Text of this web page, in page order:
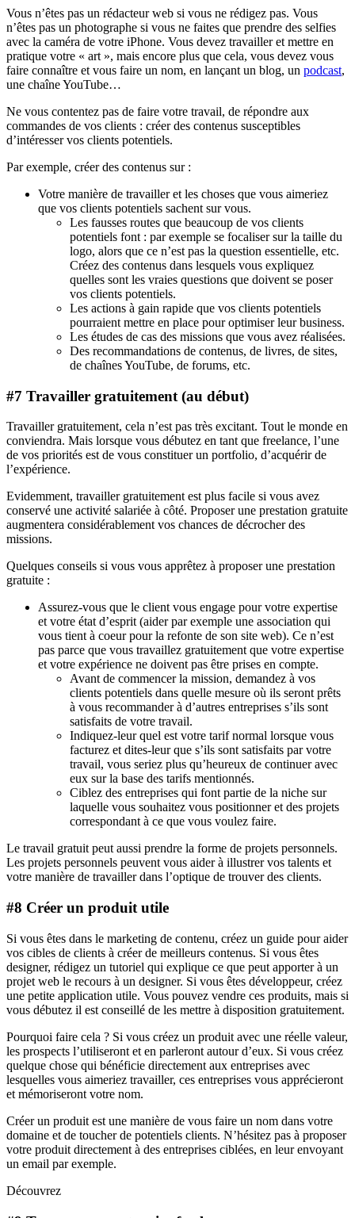
Vous n’êtes pas un rédacteur web si vous ne rédigez pas. Vous
n’êtes pas un photographe si vous ne faites que prendre des selfies
avec la caméra de votre iPhone. Vous devez travailler et mettre en
pratique votre « art », mais encore plus que cela, vous devez vous
faire connaître et vous faire un nom, en lançant un blog, un podcast,
une chaîne YouTube…
Ne vous contentez pas de faire votre travail, de répondre aux
commandes de vos clients : créer des contenus susceptibles
d’intéresser vos clients potentiels.
Par exemple, créer des contenus sur :
Votre manière de travailler et les choses que vous aimeriez
que vos clients potentiels sachent sur vous.
Les fausses routes que beaucoup de vos clients
potentiels font : par exemple se focaliser sur la taille du
logo, alors que ce n’est pas la question essentielle, etc.
Créez des contenus dans lesquels vous expliquez
quelles sont les vraies questions que doivent se poser
vos clients potentiels.
Les actions à gain rapide que vos clients potentiels
pourraient mettre en place pour optimiser leur business.
Les études de cas des missions que vous avez réalisées.
Des recommandations de contenus, de livres, de sites,
de chaînes YouTube, de forums, etc.
#7 Travailler gratuitement (au début)
Travailler gratuitement, cela n’est pas très excitant. Tout le monde en
conviendra. Mais lorsque vous débutez en tant que freelance, l’une
de vos priorités est de vous constituer un portfolio, d’acquérir de
l’expérience.
Evidemment, travailler gratuitement est plus facile si vous avez
conservé une activité salariée à côté. Proposer une prestation gratuite
augmentera considérablement vos chances de décrocher des
missions.
Quelques conseils si vous vous apprêtez à proposer une prestation
gratuite :
Assurez-vous que le client vous engage pour votre expertise
et votre état d’esprit (aider par exemple une association qui
vous tient à coeur pour la refonte de son site web). Ce n’est
pas parce que vous travaillez gratuitement que votre expertise
et votre expérience ne doivent pas être prises en compte.
Avant de commencer la mission, demandez à vos
clients potentiels dans quelle mesure où ils seront prêts
à vous recommander à d’autres entreprises s’ils sont
satisfaits de votre travail.
Indiquez-leur quel est votre tarif normal lorsque vous
facturez et dites-leur que s’ils sont satisfaits par votre
travail, vous seriez plus qu’heureux de continuer avec
eux sur la base des tarifs mentionnés.
Ciblez des entreprises qui font partie de la niche sur
laquelle vous souhaitez vous positionner et des projets
correspondant à ce que vous voulez faire.
Le travail gratuit peut aussi prendre la forme de projets personnels.
Les projets personnels peuvent vous aider à illustrer vos talents et
votre manière de travailler dans l’optique de trouver des clients.
#8 Créer un produit utile
Si vous êtes dans le marketing de contenu, créez un guide pour aider
vos cibles de clients à créer de meilleurs contenus. Si vous êtes
designer, rédigez un tutoriel qui explique ce que peut apporter à un
projet web le recours à un designer. Si vous êtes développeur, créez
une petite application utile. Vous pouvez vendre ces produits, mais si
vous débutez il est conseillé de les mettre à disposition gratuitement.
Pourquoi faire cela ? Si vous créez un produit avec une réelle valeur,
les prospects l’utiliseront et en parleront autour d’eux. Si vous créez
quelque chose qui bénéficie directement aux entreprises avec
lesquelles vous aimeriez travailler, ces entreprises vous apprécieront
et mémoriseront votre nom.
Créer un produit est une manière de vous faire un nom dans votre
domaine et de toucher de potentiels clients. N’hésitez pas à proposer
votre produit directement à des entreprises ciblées, en leur envoyant
un email par exemple.
Découvrez